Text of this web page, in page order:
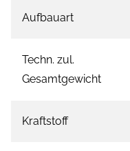
Aufbauart
Techn. zul.
Gesamtgewicht
Kraftstoff